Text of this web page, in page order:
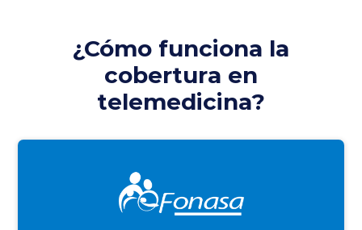
¿Cómo funciona la
cobertura en
telemedicina?